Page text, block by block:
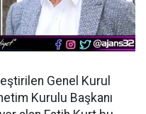
Genel Kurul
Kurulu Başkanı